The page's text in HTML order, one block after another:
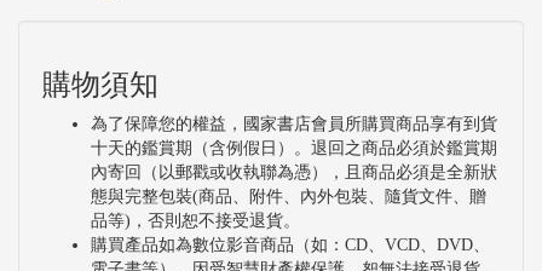
購物須知
為了保障您的權益，國家書店會員所購買商品享有到貨
十天的鑑賞期（含例假日）。退回之商品必須於鑑賞期
內寄回（以郵戳或收執聯為憑），且商品必須是全新狀
態與完整包裝(商品、附件、內外包裝、隨貨文件、贈
品等)，否則恕不接受退貨。
購買產品如為數位影音商品（如：CD、VCD、DVD、